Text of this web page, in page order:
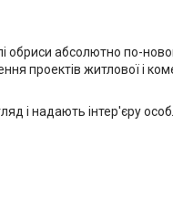
обриси абсолютно по-
проектів житлової і
і надають інтер'єру